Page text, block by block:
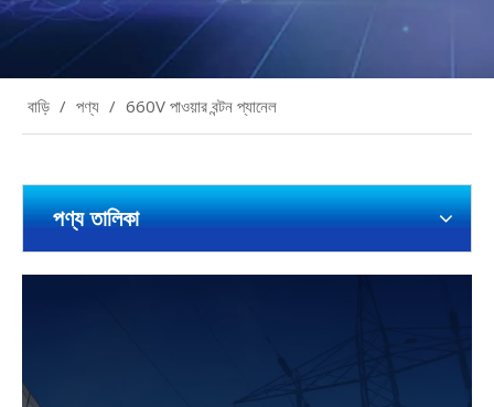
বাড়ি / পণ্য / 660V পাওয়ার বন্টন প্যানেল
পণ্য তালিকা